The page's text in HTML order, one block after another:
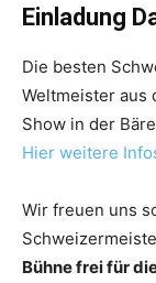
Einladung
Die besten
Weltmeister aus
Show in der
Hier weitere
Wir freuen uns
Bühne frei für